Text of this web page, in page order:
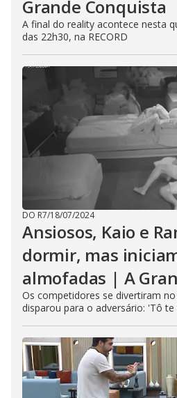
Grande Conquista
A final do reality acontece nesta
das 22h30, na RECORD
DO R7/18/07/2024
Ansiosos, Kaio e
dormir, mas
almofadas | A
Os competidores se divertiram
disparou para o adversário: 'Tô